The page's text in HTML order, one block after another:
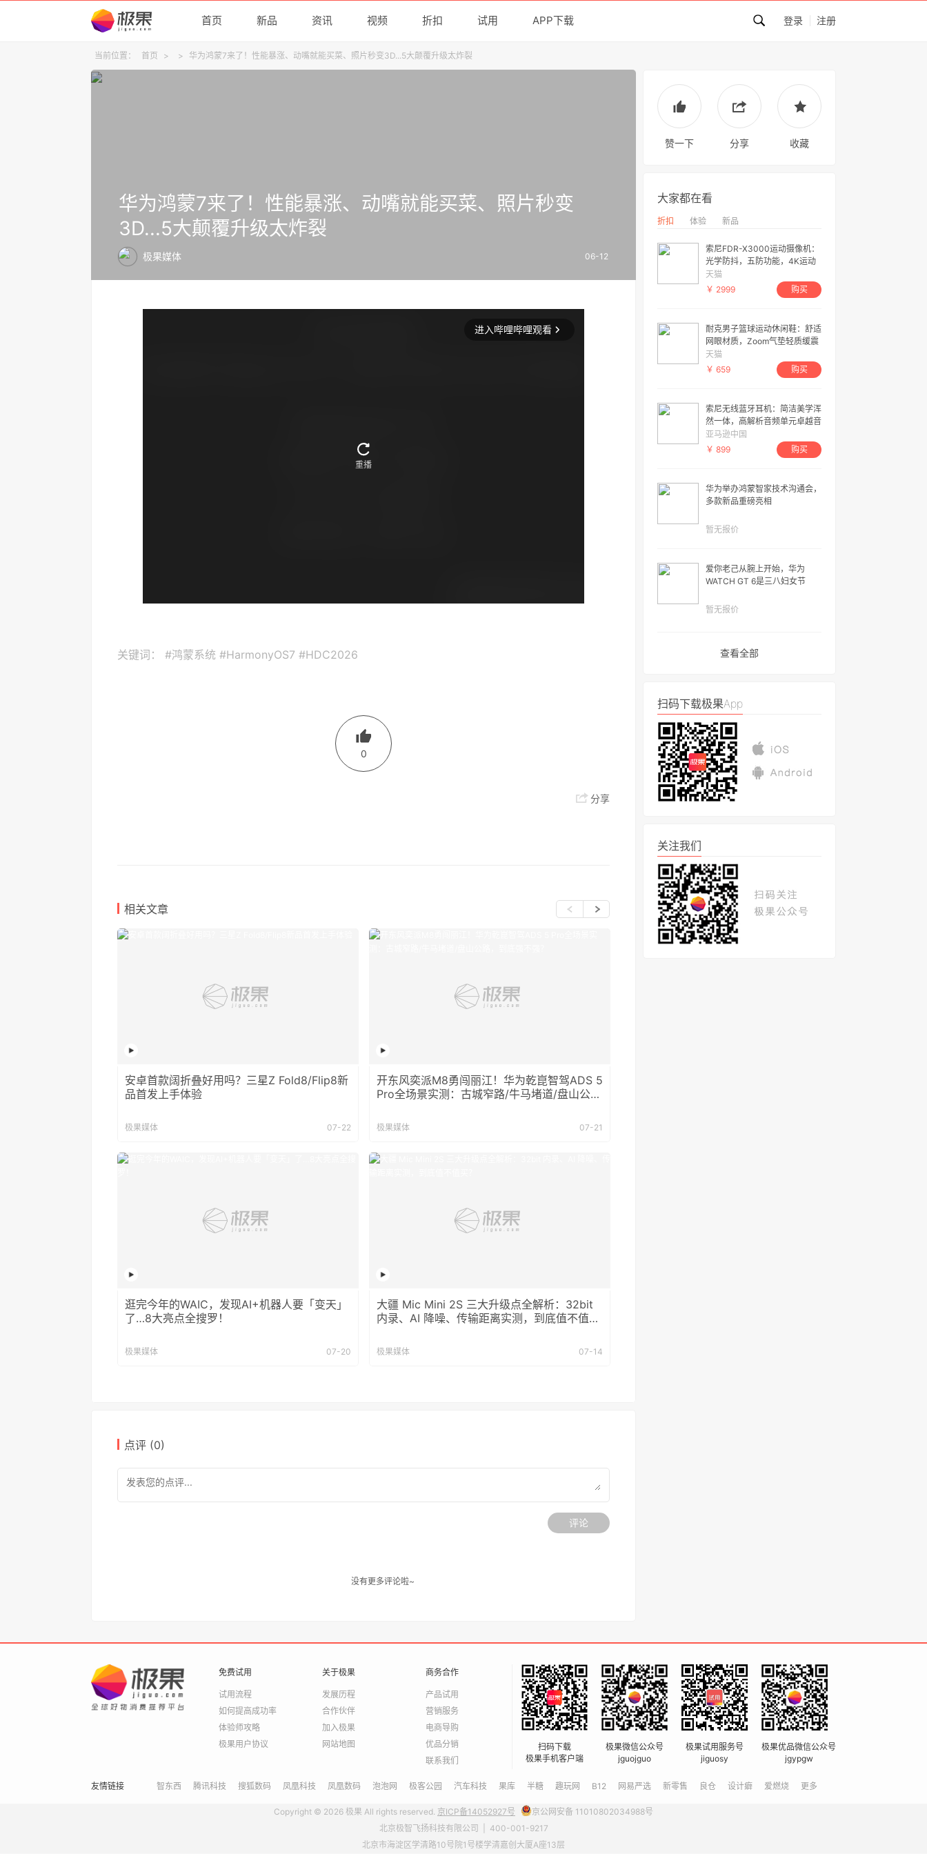
首页 新品 资讯 视频 折扣 试用 APP下载 登录 注册
当前位置： 首页 > > 华为鸿蒙7来了！性能暴涨、动嘴就能买菜、照片秒变3D...5大颠覆升级太炸裂
华为鸿蒙7来了！性能暴涨、动嘴就能买菜、照片秒变
3D...5大颠覆升级太炸裂
极果媒体 06-12
关键词： #鸿蒙系统 #HarmonyOS7 #HDC2026
0
分享
相关文章
安卓首款阔折叠好用吗？三星Z Fold8/Flip8新
品首发上手体验
极果媒体 07-22
开东风奕派M8勇闯丽江！华为乾崑智驾ADS 5
Pro全场景实测：古城窄路/牛马堵道/盘山公
极果媒体 07-21
逛完今年的WAIC，发现AI+机器人要「变天」
了…8大亮点全搜罗！
极果媒体 07-20
大疆 Mic Mini 2S 三大升级点全解析：32bit
内录、AI 降噪、传输距离实测，到底值不值
极果媒体 07-14
点评 (0)
评论
没有更多评论啦~
赞一下 分享 收藏
大家都在看
折扣 体验 新品
索尼FDR-X3000运动摄像机：
光学防抖，五防功能，4K运动
摄像
天猫
￥ 2999
购买
耐克男子篮球运动休闲鞋：舒适
网眼材质，Zoom气垫轻质缓震
天猫
￥ 659
购买
索尼无线蓝牙耳机：简洁美学浑
然一体，高解析音频单元卓越音
质
亚马逊中国
￥ 899
购买
华为举办鸿蒙智家技术沟通会，
多款新品重磅亮相
暂无报价
爱你老己从腕上开始，华为
WATCH GT 6是三八妇女节
暂无报价
查看全部
扫码下载极果App
关注我们
免费试用
试用流程
如何提高成功率
体验师攻略
极果用户协议
关于极果
发展历程
合作伙伴
加入极果
网站地图
商务合作
产品试用
营销服务
电商导购
优品分销
联系我们
扫码下载
极果手机客户端
极果微信公众号
jguojguo
极果试用服务号
jiguosy
极果优品微信公众号
jgypgw
友情链接 智东西 腾讯科技 搜狐数码 凤凰科技 凤凰数码 泡泡网 极客公园 汽车科技 果库 半糖 趣玩网 B12 网易严选 新零售 良仓 设计癖 爱燃烧 更多
Copyright © 2026 极果 All rights reserved. 京ICP备14052927号
京公网安备 11010802034988号
北京极智飞扬科技有限公司 | 400-001-9217
北京市海淀区学清路10号院1号楼学清嘉创大厦A座13层